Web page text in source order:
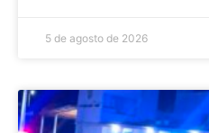
5 de agosto de 2026